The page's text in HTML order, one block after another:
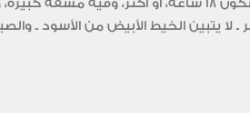
نعيش بدول شمال أوربا، ورمضان قادم، وحسب التقويم فإن ساعات
لا يتبين الخيط الأبيض من الأسود ـ